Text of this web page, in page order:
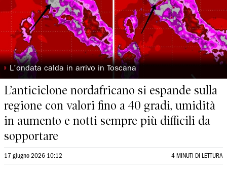
◗ L'ondata calda in arrivo in Toscana
L’anticiclone nordafricano si espande sulla
regione con valori fino a 40 gradi, umidità
in aumento e notti sempre più difficili da
sopportare
17 giugno 2026 10:12 4 MINUTI DI LETTURA